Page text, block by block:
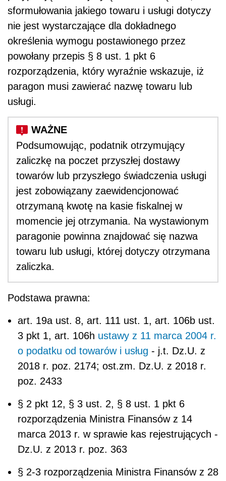
sformułowania jakiego towaru i usługi dotyczy
nie jest wystarczające dla dokładnego
określenia wymogu postawionego przez
powołany przepis § 8 ust. 1 pkt 6
rozporządzenia, który wyraźnie wskazuje, iż
paragon musi zawierać nazwę towaru lub
usługi.
Podsumowując, podatnik otrzymujący
zaliczkę na poczet przyszłej dostawy
towarów lub przyszłego świadczenia usługi
jest zobowiązany zaewidencjonować
otrzymaną kwotę na kasie fiskalnej w
momencie jej otrzymania. Na wystawionym
paragonie powinna znajdować się nazwa
towaru lub usługi, której dotyczy otrzymana
zaliczka.
Podstawa prawna:
art. 19a ust. 8, art. 111 ust. 1, art. 106b ust.
3 pkt 1, art. 106h ustawy z 11 marca 2004 r.
o podatku od towarów i usług - j.t. Dz.U. z
2018 r. poz. 2174; ost.zm. Dz.U. z 2018 r.
poz. 2433
§ 2 pkt 12, § 3 ust. 2, § 8 ust. 1 pkt 6
rozporządzenia Ministra Finansów z 14
marca 2013 r. w sprawie kas rejestrujących -
Dz.U. z 2013 r. poz. 363
§ 2-3 rozporządzenia Ministra Finansów z 28